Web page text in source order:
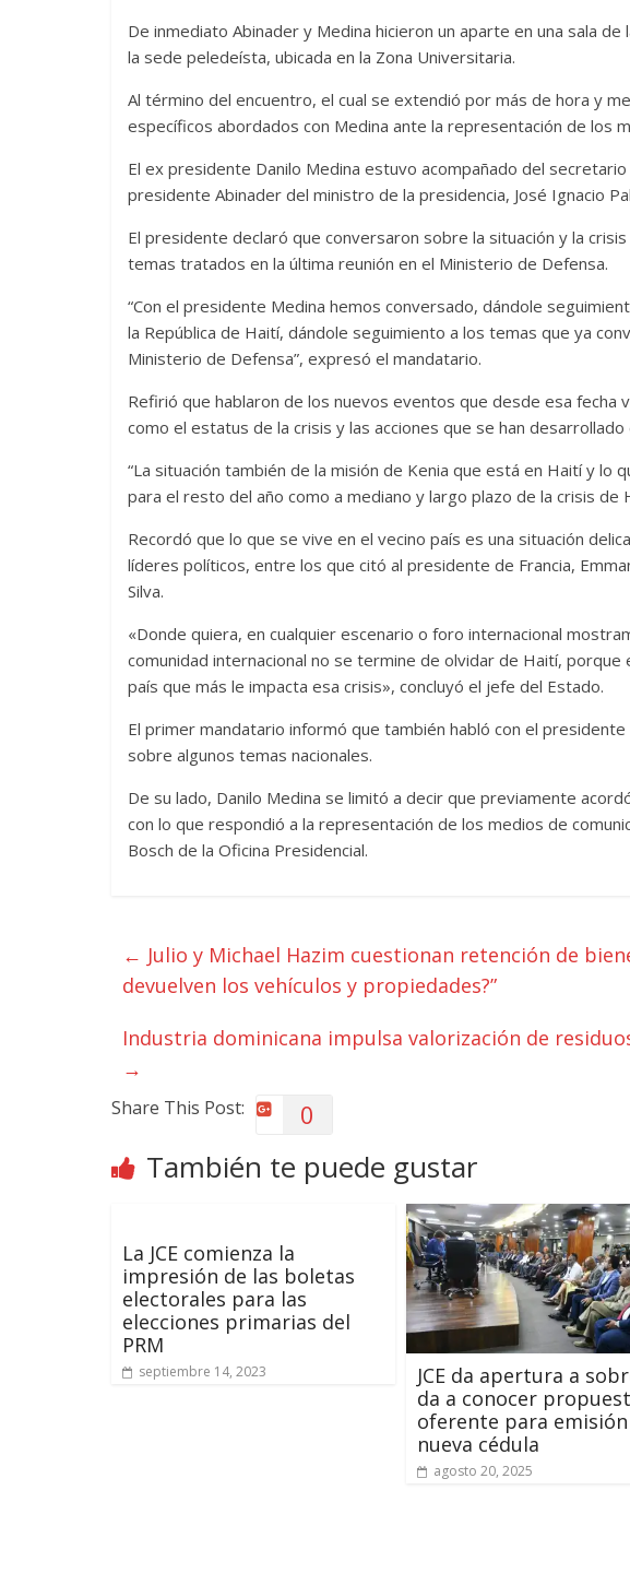
De inmediato Abinader y Medina hicieron un aparte en una sala
la sede peledeísta, ubicada en la Zona Universitaria.
Al término del encuentro, el cual se extendió por más de hora y
específicos abordados con Medina ante la representación de los
El ex presidente Danilo Medina estuvo acompañado del
presidente Abinader del ministro de la presidencia, José Ignacio
El presidente declaró que conversaron sobre la situación y la
temas tratados en la última reunión en el Ministerio de Defensa.
“Con el presidente Medina hemos conversado, dándole
la República de Haití, dándole seguimiento a los temas que ya
Ministerio de Defensa”, expresó el mandatario.
Refirió que hablaron de los nuevos eventos que desde esa fecha
como el estatus de la crisis y las acciones que se han desarrollado
“La situación también de la misión de Kenia que está en Haití y
para el resto del año como a mediano y largo plazo de la crisis de
Recordó que lo que se vive en el vecino país es una situación
líderes políticos, entre los que citó al presidente de Francia,
Silva.
«Donde quiera, en cualquier escenario o foro internacional
comunidad internacional no se termine de olvidar de Haití,
país que más le impacta esa crisis», concluyó el jefe del Estado.
El primer mandatario informó que también habló con el
sobre algunos temas nacionales.
De su lado, Danilo Medina se limitó a decir que previamente
con lo que respondió a la representación de los medios de
Bosch de la Oficina Presidencial.
← Julio y Michael Hazim cuestionan retención de
devuelven los vehículos y propiedades?”
Industria dominicana impulsa valorización de
→
Share This Post: 0
También te puede gustar
La JCE comienza la
impresión de las boletas
electorales para las
elecciones primarias del
PRM
septiembre 14, 2023
JCE da apertura a
da a conocer
oferente para
nueva cédula
agosto 20, 2025